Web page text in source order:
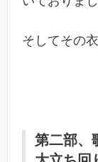
そしてその
第二部、